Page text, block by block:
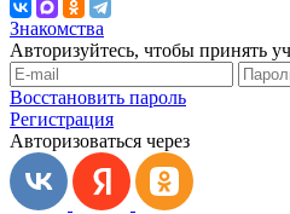
Знакомства
Авторизуйтесь, чтобы принять
Восстановить пароль
Регистрация
Авторизоваться через